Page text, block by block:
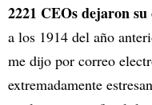
2221 CEOs dejaron
a los 1914 del año
me dijo por correo
extremadamente